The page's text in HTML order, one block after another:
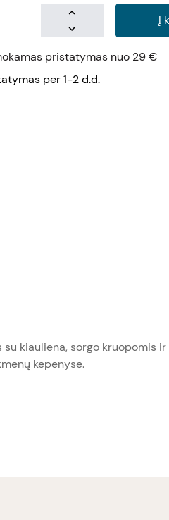
Į
pristatymas nuo 29 €
per 1-2 d.d.
kiauliena, sorgo kruopomis ir
kepenyse.